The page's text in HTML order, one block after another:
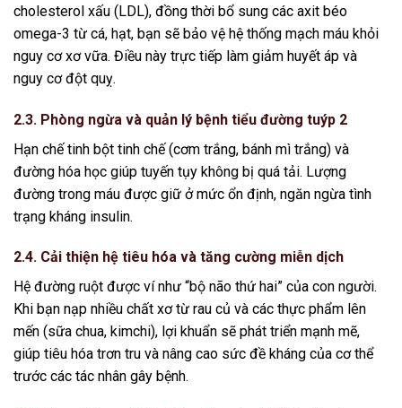
cholesterol xấu (LDL), đồng thời bổ sung các axit béo
omega-3 từ cá, hạt, bạn sẽ bảo vệ hệ thống mạch máu khỏi
nguy cơ xơ vữa. Điều này trực tiếp làm giảm huyết áp và
nguy cơ đột quỵ.
2.3. Phòng ngừa và quản lý bệnh tiểu đường tuýp 2
Hạn chế tinh bột tinh chế (cơm trắng, bánh mì trắng) và
đường hóa học giúp tuyến tụy không bị quá tải. Lượng
đường trong máu được giữ ở mức ổn định, ngăn ngừa tình
trạng kháng insulin.
2.4. Cải thiện hệ tiêu hóa và tăng cường miễn dịch
Hệ đường ruột được ví như “bộ não thứ hai” của con người.
Khi bạn nạp nhiều chất xơ từ rau củ và các thực phẩm lên
mến (sữa chua, kimchi), lợi khuẩn sẽ phát triển mạnh mẽ,
giúp tiêu hóa trơn tru và nâng cao sức đề kháng của cơ thể
trước các tác nhân gây bệnh.